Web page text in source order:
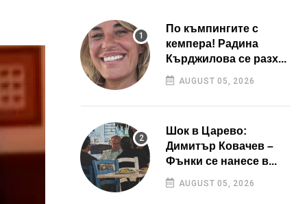
По къмпингите с
кемпера! Радина
Кърджилова се разх...
AUGUST 05, 2026
Шок в Царево:
Димитър Ковачев –
Фънки се нанесе в...
AUGUST 05, 2026